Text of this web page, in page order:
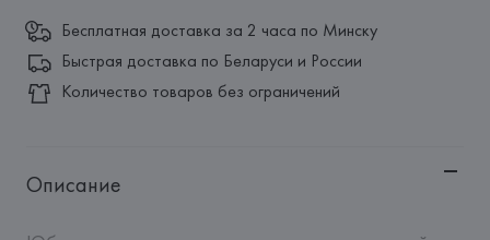
Бесплатная доставка за 2 часа по Минску
Быстрая доставка по Беларуси и России
Количество товаров без ограничений
Описание